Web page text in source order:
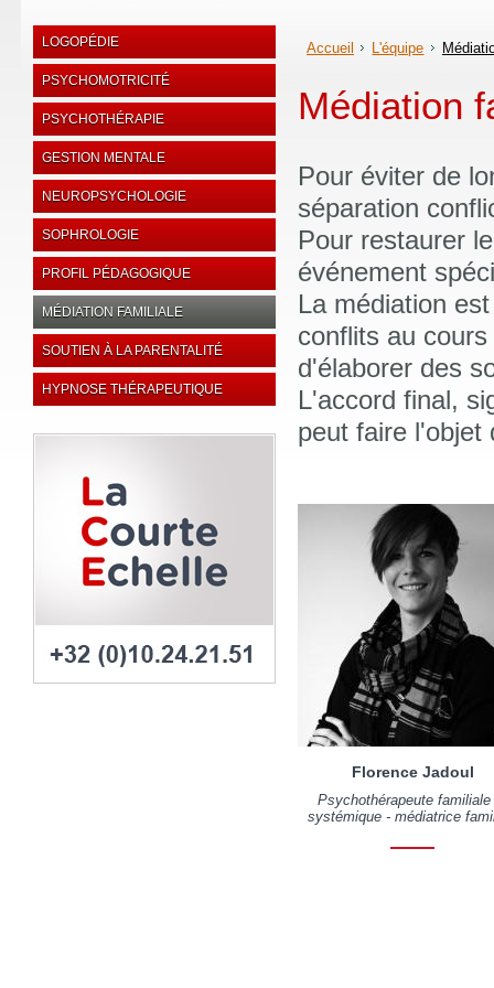
LOGOPÉDIE
PSYCHOMOTRICITÉ
PSYCHOTHÉRAPIE
GESTION MENTALE
NEUROPSYCHOLOGIE
SOPHROLOGIE
PROFIL PÉDAGOGIQUE
MÉDIATION FAMILIALE
SOUTIEN À LA PARENTALITÉ
HYPNOSE THÉRAPEUTIQUE
Accueil L'équipe
Médiation
Pour éviter de
séparation
Pour restaurer
événement
La médiation
conflits au
d'élaborer des
L'accord final,
peut faire l'objet
Florence Jadoul
Psychothérapeute familiale
systémique - médiatrice